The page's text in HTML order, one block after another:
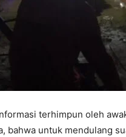
terhimpun oleh
bahwa untuk mendulang